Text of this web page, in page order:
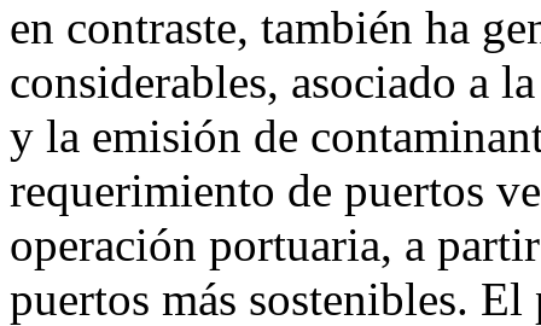
en contraste, también ha
considerables, asociado a
y la emisión de
requerimiento de puertos
operación portuaria, a
puertos más sostenibles.